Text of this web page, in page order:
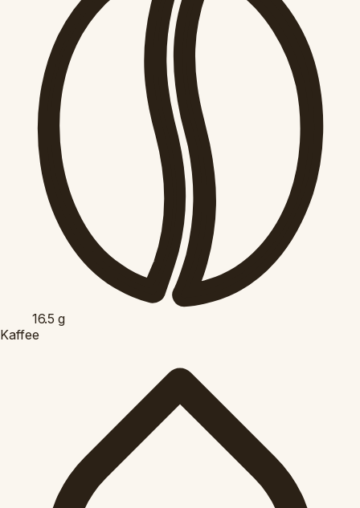
16.5g
Kaffee